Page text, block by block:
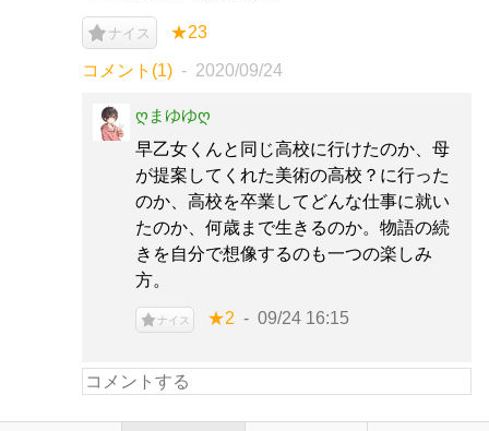
ナイス ★23
コメント(1) 2020/09/24
ღまゆゆღ
早乙女くんと同じ高校に行けたのか、母
が提案してくれた美術の高校？に行った
のか、高校を卒業してどんな仕事に就い
たのか、何歳まで生きるのか。物語の続
きを自分で想像するのも一つの楽しみ
方。
ナイス ★2 09/24 16:15